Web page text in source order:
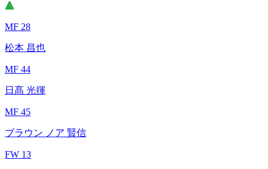
MF 28
松本 昌也
MF 44
日髙 光揮
MF 45
ブラウン ノア 賢信
FW 13